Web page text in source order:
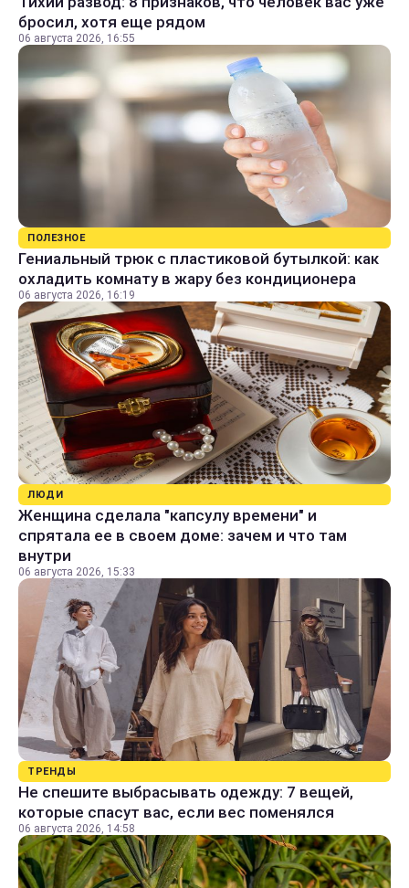
бросил, хотя еще рядом
06 августа 2026, 16:55
ПОЛЕЗНОЕ
Гениальный трюк с пластиковой бутылкой: как
охладить комнату в жару без кондиционера
06 августа 2026, 16:19
ЛЮДИ
Женщина сделала "капсулу времени" и
спрятала ее в своем доме: зачем и что там
внутри
06 августа 2026, 15:33
ТРЕНДЫ
Не спешите выбрасывать одежду: 7 вещей,
которые спасут вас, если вес поменялся
06 августа 2026, 14:58